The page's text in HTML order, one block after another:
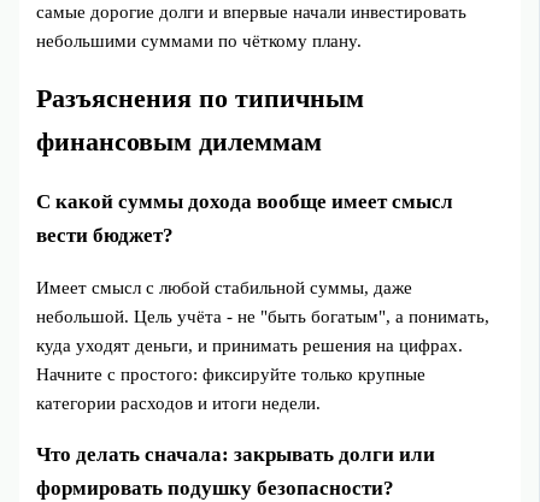
самые дорогие долги и впервые начали инвестировать
небольшими суммами по чёткому плану.
Разъяснения по типичным
финансовым дилеммам
С какой суммы дохода вообще имеет смысл
вести бюджет?
Имеет смысл с любой стабильной суммы, даже
небольшой. Цель учёта - не "быть богатым", а понимать,
куда уходят деньги, и принимать решения на цифрах.
Начните с простого: фиксируйте только крупные
категории расходов и итоги недели.
Что делать сначала: закрывать долги или
формировать подушку безопасности?